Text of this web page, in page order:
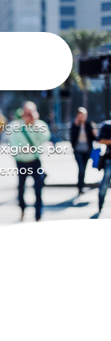
9
por
o